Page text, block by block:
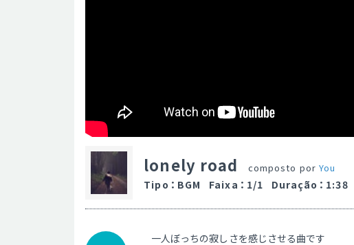
lonely road composto porYou
Tipo ： BGM Faixa ： 1/1 Duração ： 1:38
一人ぼっちの寂しさを感じさせる曲です